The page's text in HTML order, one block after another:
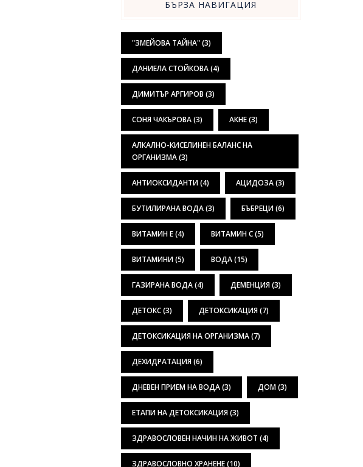
БЪРЗА НАВИГАЦИЯ
"ЗМЕЙОВА ТАЙНА"(3)
ДАНИЕЛА СТОЙКОВА(4)
ДИМИТЪР АРГИРОВ (3)
СОНЯ ЧАКЪРОВА(3) АКНЕ(3)
АЛКАЛНО-КИСЕЛИНЕН БАЛАНС НА
ОРГАНИЗМА(3)
АНТИОКСИДАНТИ(4) АЦИДОЗА(3)
БУТИЛИРАНА ВОДА(3) БЪБРЕЦИ(6)
ВИТАМИН Е(4) ВИТАМИН С(5)
ВИТАМИНИ(5) ВОДА(15)
ГАЗИРАНА ВОДА(4) ДЕМЕНЦИЯ(3)
ДЕТОКС(3) ДЕТОКСИКАЦИЯ(7)
ДЕТОКСИКАЦИЯ НА ОРГАНИЗМА(7)
ДЕХИДРАТАЦИЯ(6)
ДНЕВЕН ПРИЕМ НА ВОДА(3) ДОМ(3)
ЕТАПИ НА ДЕТОКСИКАЦИЯ(3)
ЗДРАВОСЛОВЕН НАЧИН НА ЖИВОТ (4)
ЗДРАВОСЛОВНО ХРАНЕНЕ(10)